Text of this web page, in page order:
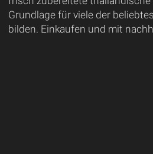
Grundlage für viele der
bilden. Einkaufen und mit